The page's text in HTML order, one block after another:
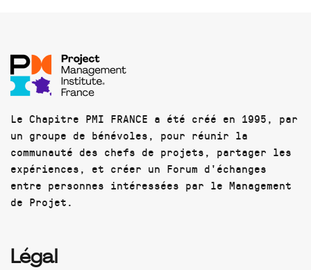
Le Chapitre PMI FRANCE a été créé en 1995, par
un groupe de bénévoles, pour réunir la
communauté des chefs de projets, partager les
expériences, et créer un Forum d'échanges
entre personnes intéressées par le Management
de Projet.
Légal